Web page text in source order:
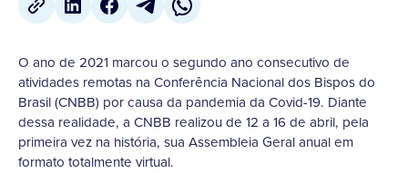
O ano de 2021 marcou o segundo ano consecutivo de
atividades remotas na Conferência Nacional dos Bispos do
Brasil (CNBB) por causa da pandemia da Covid-19. Diante
dessa realidade, a CNBB realizou de 12 a 16 de abril, pela
primeira vez na história, sua Assembleia Geral anual em
formato totalmente virtual.